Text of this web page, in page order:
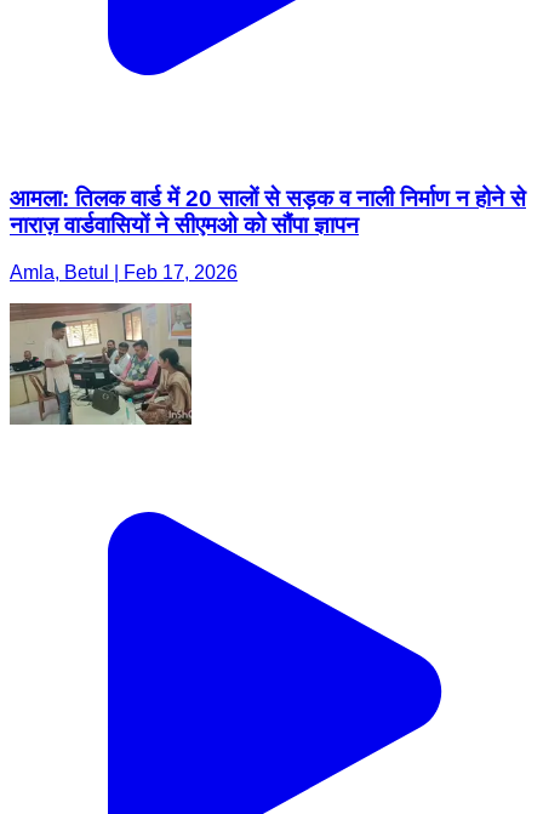
आमला: तिलक वार्ड में 20 सालों से सड़क व नाली निर्माण न होने से
नाराज़ वार्डवासियों ने सीएमओ को सौंपा ज्ञापन
Amla, Betul | Feb 17, 2026